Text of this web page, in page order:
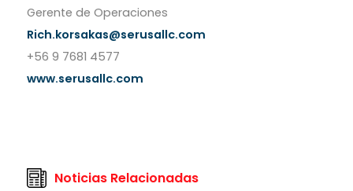
Rich.korsakas@serusallc.com
www.serusallc.com
Noticias Relacionadas